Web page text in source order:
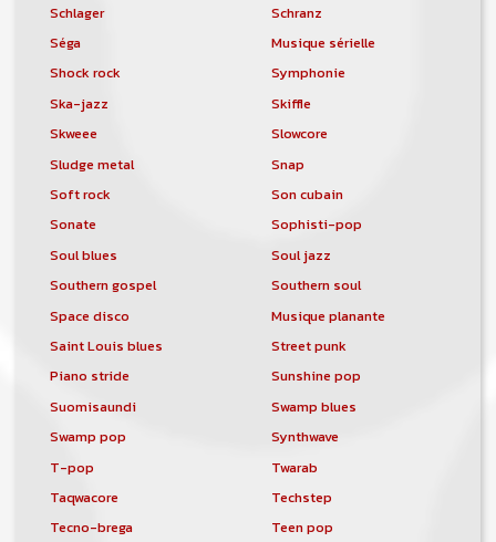
Schlager
Schranz
Séga
Musique sérielle
Shock rock
Symphonie
Ska-jazz
Skiffle
Skweee
Slowcore
Sludge metal
Snap
Soft rock
Son cubain
Sonate
Sophisti-pop
Soul blues
Soul jazz
Southern gospel
Southern soul
Space disco
Musique planante
Saint Louis blues
Street punk
Piano stride
Sunshine pop
Suomisaundi
Swamp blues
Swamp pop
Synthwave
T-pop
Twarab
Taqwacore
Techstep
Tecno-brega
Teen pop